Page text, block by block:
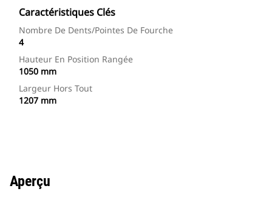
Caractéristiques Clés
Nombre De Dents/pointes De Fourche
4
Hauteur En Position Rangée
1050 mm
Largeur Hors Tout
1207 mm
Aperçu